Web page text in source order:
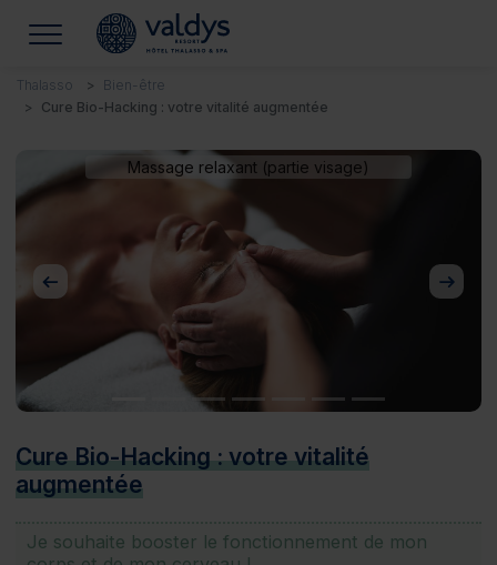
Thalasso
Bien-être
Cure Bio-Hacking : votre vitalité augmentée
Massage relaxant (partie visage)
Précédent
Cure Bio-Hacking : votre vitalité
augmentée
Je souhaite booster le fonctionnement de mon